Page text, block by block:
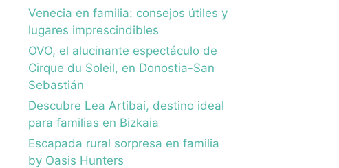
Venecia en familia: consejos útiles y
lugares imprescindibles
OVO, el alucinante espectáculo de
Cirque du Soleil, en Donostia-San
Sebastián
Descubre Lea Artibai, destino ideal
para familias en Bizkaia
Escapada rural sorpresa en familia
by Oasis Hunters